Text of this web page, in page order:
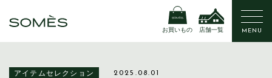
お買いもの 店舗一覧 MENU
アイテムセレクション 2025.08.01